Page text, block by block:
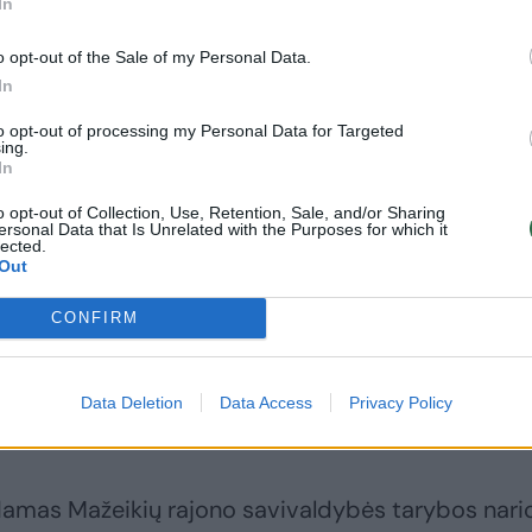
opt-out of the Sale of my Personal Data.
opt-out of processing my Personal Data for Targeted
opt-out of Collection, Use, Retention, Sale, and/or Sharing
Data that Is Unrelated with the Purposes for which it
CONFIRM
Data Deletion Data Access Privacy Policy
Zdanavičienei,
tarybos nariui D.
Radkevičiui pareikšti
piktnaudžiavimo
Marijampolės
Krivickas: 8 tūkst.
dirbti valstybės
tarnyboje
piktnaudžiavimo ir dokumentų
Mažeikių rajono savivaldybės tarybos